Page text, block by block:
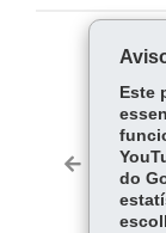
Voltar
Este
do